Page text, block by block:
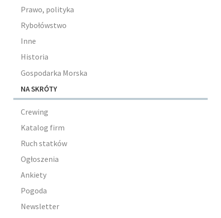
Prawo, polityka
Rybołówstwo
Inne
Historia
Gospodarka Morska
NA SKRÓTY
Crewing
Katalog firm
Ruch statków
Ogłoszenia
Ankiety
Pogoda
Newsletter